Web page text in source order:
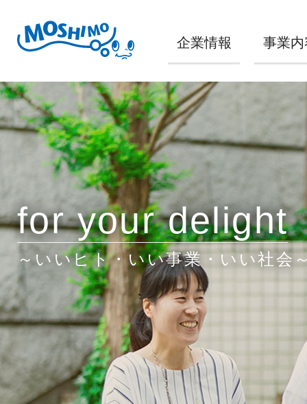
企業情報 事業内
for your delight
～いいヒト・いい事業・いい社会